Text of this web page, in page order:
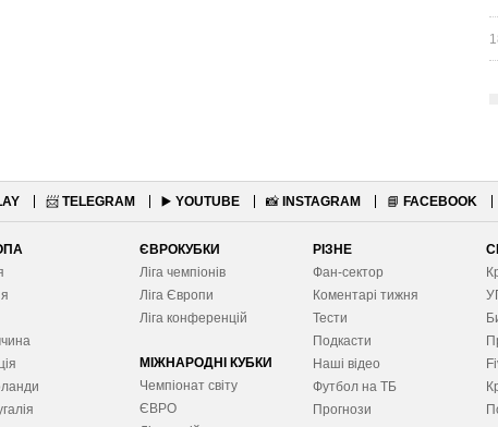
📨 TELEGRAM ▶️ YOUTUBE 📸 INSTAGRAM 📘 FACEBOOK
ЄВРОКУБКИ
Ліга чемпіонів
Ліга Європи
Ліга конференцій
МІЖНАРОДНІ КУБКИ
Чемпіонат світу
ЄВРО
РІЗНЕ
Фан-сектор
Коментарі тижня
Тести
Подкасти
Наші відео
Футбол на ТБ
Прогнози